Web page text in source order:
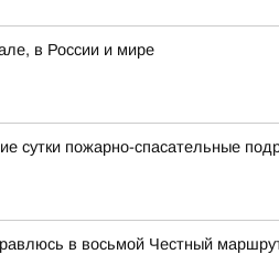
в России и мире
пожарно-спасательные
в восьмой Честный